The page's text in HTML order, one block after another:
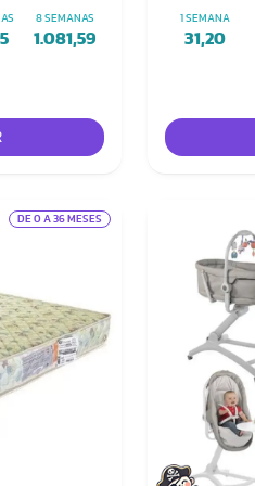
8 SEMANAS
1.081,59
1 SEMANA
31,20
DE 0 A 36 MESES